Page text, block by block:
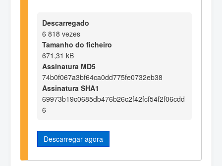
Descarregado
6 818 vezes
Tamanho do ficheiro
671,31 kB
Assinatura MD5
74b0f067a3bf64ca0dd775fe0732eb38
Assinatura SHA1
69973b19c0685db476b26c2f42fcf54f2f06cdd
6
Descarregar agora